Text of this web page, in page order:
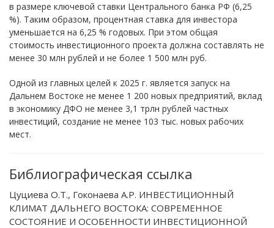
в размере ключевой ставки Центрального банка РФ (6,25
%). Таким образом, процентная ставка для инвестора
уменьшается на 6,25 % годовых. При этом общая
стоимость инвестиционного проекта должна составлять не
менее 30 млн рублей и не более 1 500 млн руб.
Одной из главных целей к 2025 г. является запуск на
Дальнем Востоке не менее 1 200 новых предприятий, вклад
в экономику ДФО не менее 3,1 трлн рублей частных
инвестиций, создание не менее 103 тыс. новых рабочих
мест.
Библиографическая ссылка
Цуциева О.Т., Гоконаева А.Р. ИНВЕСТИЦИОННЫЙ
КЛИМАТ ДАЛЬНЕГО ВОСТОКА: СОВРЕМЕННОЕ
СОСТОЯНИЕ И ОСОБЕННОСТИ ИНВЕСТИЦИОННОЙ